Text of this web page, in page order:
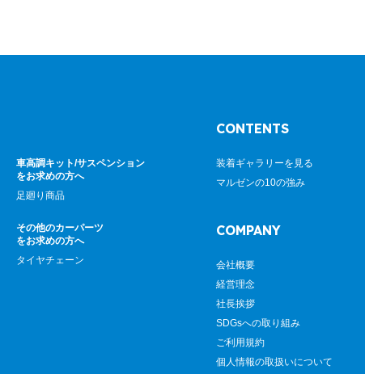
車高調キット/サスペンション
をお求めの方へ
足廻り商品
その他のカーパーツ
をお求めの方へ
タイヤチェーン
CONTENTS
装着ギャラリーを見る
マルゼンの10の強み
COMPANY
会社概要
経営理念
社長挨拶
SDGsへの取り組み
ご利用規約
個人情報の取扱いについて